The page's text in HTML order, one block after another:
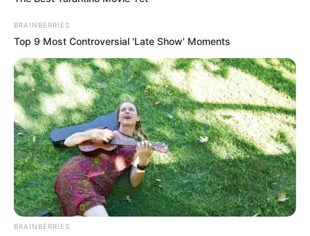
20:47 / 05 Avqust 2026
Təcili! İsrail hərəkətə keçdi -Bu ölkə
BOMBALANIR
91 0 0
BRAINBERRIES
Top 9 Most Controversial 'Late Show' Moments
BRAINBERRIES